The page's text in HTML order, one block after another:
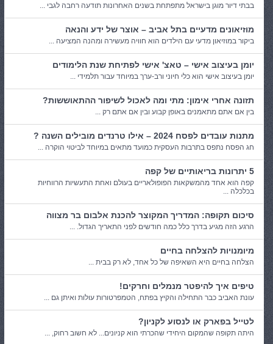
בבתי דיור מוגן בישראל מתפתחת בשנים האחרונות תודעה רחבה לגבי ...
מוזיאונים מדעיים בתל אביב – אוצר של ידע והנאה
ביקור במוזיאון מדעי עם הילדים הוא חוויה מעשירה ומהנה המציעה ...
יומן בעיצוב אישי – טאצ' אישי לפתיחת שנת הלימודים
יומן בעיצוב אישי הוא כלי חיוני ורב-ערך במיוחד עבור תלמידי ...
תזונה אחרי אימון: מתי ומה לאכול לשיפור ההתאוששות?
בין אם אתם מתאמנים באופן קבוע ובין אם אתם רק ...
מתנות עובדים לפסח 2024 – אילו טרנדים מובילים השנה ?
חג הפסח נתפס בתרבות העסקית כמועד מתאים במיוחד לביטוי הוקרה ...
5 יתרונות בריאותיים של קפה
קפה הוא אחד מהמשקאות הפופולאריים בעולם ואחת התעשיות הרווחיות
בכלכלה ...
סיכום תקופה: המדריך המקוצר להכנת אלבום בר מצווה
הרגע הזה מגיע בדרך כלל כמה חודשים לפני התאריך הגדול. ...
מיומנויות להצלחה בחיים
הצלחה בחיים היא השאיפה של כל אחד, לא רק בבית ...
טיפים איך להיפטר מנמלים וחרקים!
עונת האביב כבר התחילה והקיץ בפתח, הטמפרטורות עולות ואיתן גם ...
לטייל בפארק או לנסוע לקניון?
היתה תקופה שהמקום היחידי שהכרתי הוא קניונים... לא חשוב רחוק, ...